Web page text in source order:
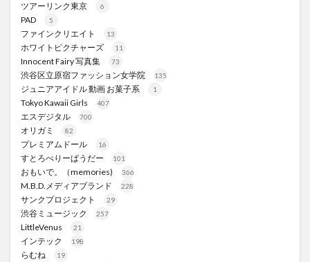
ツアーリンク東京 6
PAD 5
ファインクリエイト 13
ホワイトピクチャーズ 11
Innocent Fairy 写真集 73
渋谷区立原宿ファッション女学院 135
ジュニアアイドル 動画 お菓子系 1
Tokyo Kawaii Girls 407
エスデジタル 700
オリガミ 82
プレミアムドール 16
すとろべりーぱうだー 101
おもいで。（memories) 366
M.B.D.メディアブランド 228
サンクプロジェクト 29
渋谷ミュージック 257
LittleVenus 21
インテック 198
らむね 19